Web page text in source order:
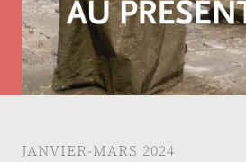
JANVIER-MARS 2024